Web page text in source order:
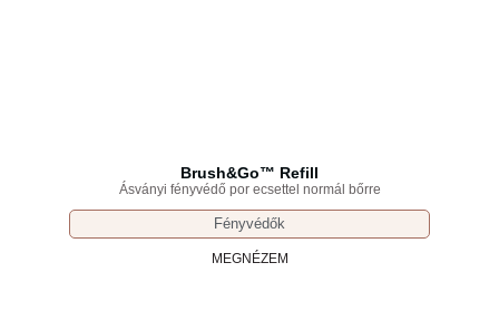
Brush&Go™ Refill
Ásványi fényvédő por ecsettel normál bőrre
Fényvédők
MEGNÉZEM